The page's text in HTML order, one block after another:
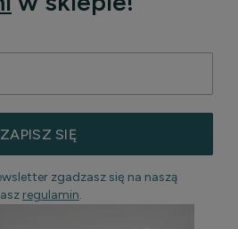
ZAPISZ SIĘ
zgadzasz się na naszą
regulamin.